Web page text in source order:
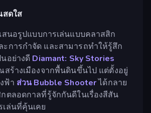
สดใส
สนอรูปแบบการเล่นแบบคลาสสิก
การกำจัด และสามารถทำให้รู้สึก
อย่างดี Diamant: Sky Stories
ร้างเมืองจากพื้นดินขึ้นไป แต่ตั้งอยู่
ฟ้า ส่วน Bubble Shooterได้กลาย
ตลอดกาลที่รู้จักกันดีในเรื่องสีสัน
ล่นที่คุ้นเคย